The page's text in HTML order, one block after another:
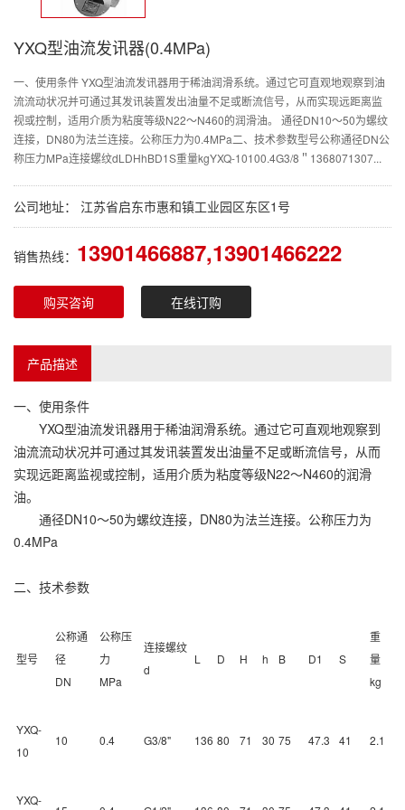
YXQ型油流发讯器(0.4MPa)
一、使用条件 YXQ型油流发讯器用于稀油润滑系统。通过它可直观地观察到油
流流动状况并可通过其发讯装置发出油量不足或断流信号，从而实现远距离监
视或控制，适用介质为粘度等级N22～N460的润滑油。 通径DN10～50为螺纹
连接，DN80为法兰连接。公称压力为0.4MPa二、技术参数型号公称通径DN公
称压力MPa连接螺纹dLDHhBD1S重量kgYXQ-10100.4G3/8＂1368071307...
公司地址： 江苏省启东市惠和镇工业园区东区1号
销售热线： 13901466887,13901466222
购买咨询 在线订购
产品描述
一、使用条件
YXQ型油流发讯器用于稀油润滑系统。通过它可直观地观察到
油流流动状况并可通过其发讯装置发出油量不足或断流信号，从而
实现远距离监视或控制，适用介质为粘度等级N22～N460的润滑
油。
通径DN10～50为螺纹连接，DN80为法兰连接。公称压力为
0.4MPa
二、技术参数
型号
公称通
径
DN
公称压
力
MPa
连接螺纹
d
L D H h B D1 S
重
量
kg
YXQ-
10
10 0.4 G3/8" 136 80 71 30 75 47.3 41 2.1
YXQ-